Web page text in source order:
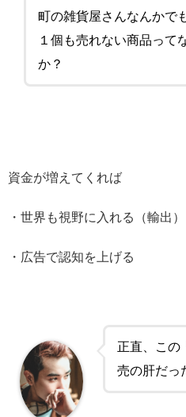
町の雑貨屋さんなんかで
１個も売れない商品って
か？
資金が増えてくれば
・世界も視野に入れる（輸出）
・広告で認知を上げる
正直、この
売の肝だっ